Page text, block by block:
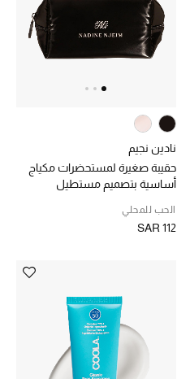
نادين نجيم
حقيبة صغيرة لمستحضرات مكياج
أساسية بتصميم مستطيل
الحب للمحلي
SAR 112